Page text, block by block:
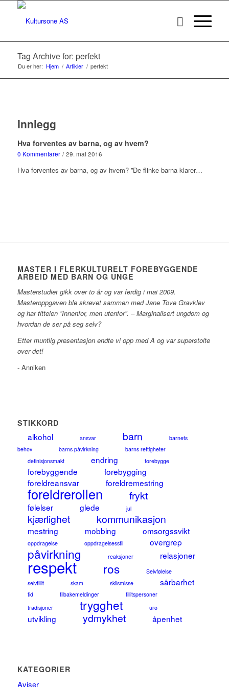
Tag Archive for: perfekt
Du er her: Hjem / Artikler / perfekt
Innlegg
Hva forventes av barna, og av hvem?
0 Kommentarer / 29. mai 2016
Hva forventes av barna, og av hvem? ”De flinke barna klarer…
MASTER I FLERKULTURELT FOREBYGGENDE
ARBEID MED BARN OG UNGE
Masterstudiet gikk over to år og var ferdig i mai 2009.
Masteroppgaven ble skrevet sammen med Jane Tove Gravklev
og har tittelen ”Innenfor, men utenfor”. – Marginalisert ungdom og
hvordan de ser på seg selv?
Etter muntlig presentasjon endte vi opp med A og var superstolte
over det!
- Anniken
STIKKORD
alkohol ansvar barn
barnets
behov
barns påvirkning
barns rettigheter
definisjonsmakt
endring forebygge
forebyggende
forebygging
foreldreansvar
foreldremestring
foreldrerollen frykt
følelser glede jul
kjærlighet kommunikasjon
mestring mobbing omsorgssvikt
oppdragelse oppdragelsesstil overgrep
påvirkning reaksjoner relasjoner
respekt ros
Selvfølelse
selvtillit
skam skilsmisse sårbarhet
tid tilbakemeldinger
tillitspersoner
tradisjoner
trygghet uro
utvikling ydmykhet åpenhet
KATEGORIER
Aviser